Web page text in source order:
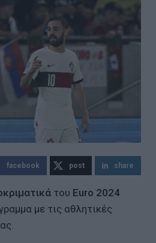
facebook post share
του Euro 2024
με τις αθλητικές